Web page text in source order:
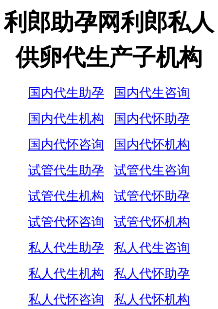
利郎助孕网利郎私人
供卵代生产子机构
国内代生助孕
国内代生咨询
国内代生机构
国内代怀助孕
国内代怀咨询
国内代怀机构
试管代生助孕
试管代生咨询
试管代生机构
试管代怀助孕
试管代怀咨询
试管代怀机构
私人代生助孕
私人代生咨询
私人代生机构
私人代怀助孕
私人代怀咨询
私人代怀机构